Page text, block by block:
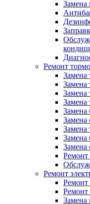
Замена
Ремонт
Замена
Замена
Замена
Замена
Замена
Замена
Замена
Замена
Замена
Ремонт
Ремонт
Ремонт
Ремонт
Замена